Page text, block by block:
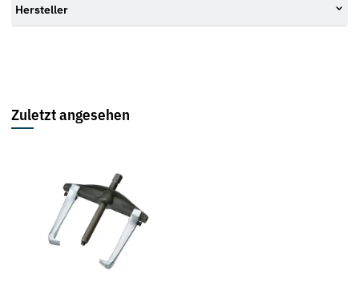
Hersteller
Zuletzt angesehen